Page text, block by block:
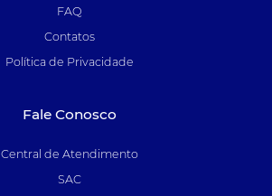
FAQ
Contatos
Política de Privacidade
Fale Conosco
Central de Atendimento
SAC